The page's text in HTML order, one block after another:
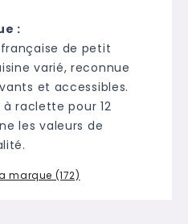
:
de petit
varié, reconnue
et accessibles.
raclette pour 12
les valeurs de
marque (172)